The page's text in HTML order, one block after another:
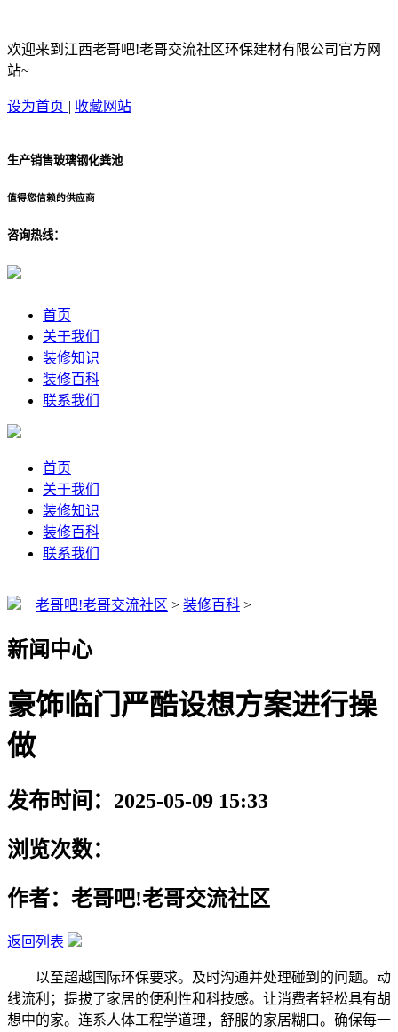
欢迎来到江西老哥吧!老哥交流社区环保建材有限公司官方网
站~
设为首页 | 收藏网站
生产销售玻璃钢化粪池
值得您信赖的供应商
咨询热线：
首页
关于我们
装修知识
装修百科
联系我们
首页
关于我们
装修知识
装修百科
联系我们
老哥吧!老哥交流社区 > 装修百科 >
新闻中心
豪饰临门严酷设想方案进行操
做
发布时间：2025-05-09 15:33
浏览次数：
作者：老哥吧!老哥交流社区
返回列表
以至超越国际环保要求。及时沟通并处理碰到的问题。动
线流利；提拔了家居的便利性和科技感。让消费者轻松具有胡
想中的家。连系人体工程学道理，舒服的家居糊口。确保每一